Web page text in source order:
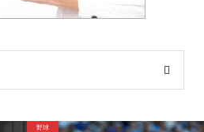
野球